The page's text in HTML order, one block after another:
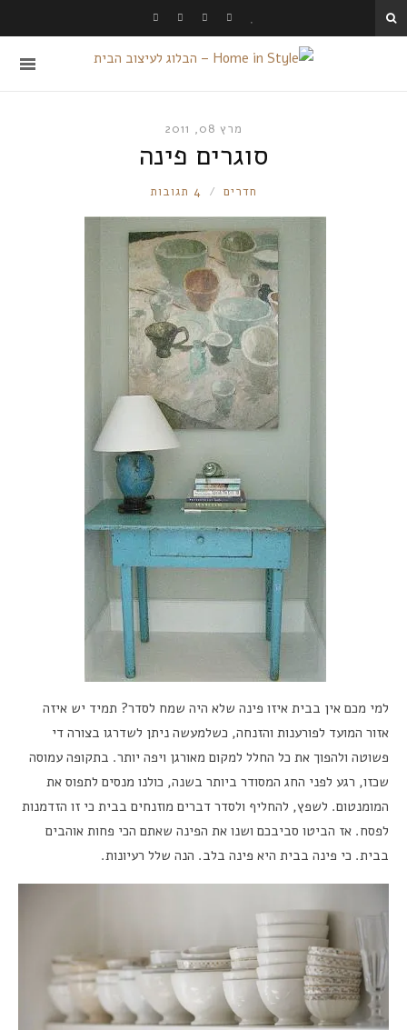
מרץ 08, 2011
סוגרים פינה
RONNIE
חדרים 4 תגובות
למי מכם אין בבית איזו פינה שלא היה שמח לסדר? תמיד יש איזה
אזור המועד לפורענות והזנחה, כשלמעשה ניתן לשדרגו בצורה די
פשוטה ולהפוך את כל החלל למקום מאורגן ויפה יותר. בתקופה עמוסה
שכזו, רגע לפני החג המסודר ביותר בשנה, כולנו מנסים לתפוס את
המומנטום. לשפץ, להחליף ולסדר דברים מוזנחים בבית כי זו הזדמנות
לפסח. אז הביטו סביבכם ושנו את הפינה שאתם הכי פחות אוהבים
בבית. כי פינה בבית היא פינה בלב. הנה שלל רעיונות.